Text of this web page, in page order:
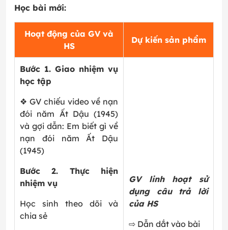
Học bài mới:
Hoạt động của GV và
HS
Dự kiến sản phẩm
Bước 1. Giao nhiệm vụ
học tập
❖ GV chiếu video về nạn
đói năm Ất Dậu (1945)
và gợi dẫn: Em biết gì về
nạn đói năm Ất Dậu
(1945)
Bước 2. Thực hiện
nhiệm vụ
Học sinh theo dõi và
chia sẻ
GV linh hoạt sử
dụng câu trả lời
của HS
⇨ Dẫn dắt vào bài